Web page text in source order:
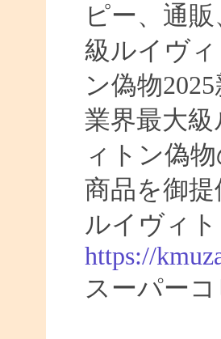
ピー、通
級ルイヴ
ン偽物
業界最大
ィトン偽
商品を御
ルイヴィ
https://
スーパー